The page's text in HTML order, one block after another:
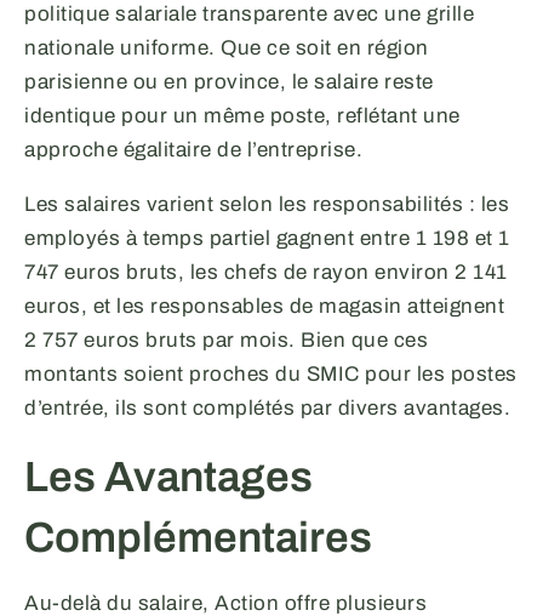
politique salariale transparente avec une grille
nationale uniforme. Que ce soit en région
parisienne ou en province, le salaire reste
identique pour un même poste, reflétant une
approche égalitaire de l’entreprise.
Les salaires varient selon les responsabilités : les
employés à temps partiel gagnent entre 1 198 et 1
747 euros bruts, les chefs de rayon environ 2 141
euros, et les responsables de magasin atteignent
2 757 euros bruts par mois. Bien que ces
montants soient proches du SMIC pour les postes
d’entrée, ils sont complétés par divers avantages.
Les Avantages
Complémentaires
Au-delà du salaire, Action offre plusieurs